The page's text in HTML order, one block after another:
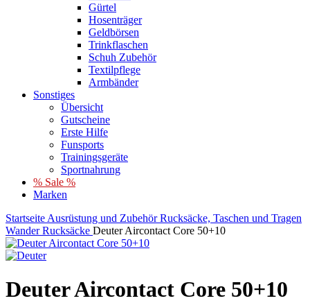
Gürtel
Hosenträger
Geldbörsen
Trinkflaschen
Schuh Zubehör
Textilpflege
Armbänder
Sonstiges
Übersicht
Gutscheine
Erste Hilfe
Funsports
Trainingsgeräte
Sportnahrung
% Sale %
Marken
Startseite Ausrüstung und Zubehör Rucksäcke, Taschen und Tragen
Wander Rucksäcke Deuter Aircontact Core 50+10
Deuter Aircontact Core 50+10